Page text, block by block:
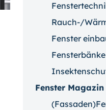
Rauch-/
Fenster
Fensterbänke
Fenster Magazin